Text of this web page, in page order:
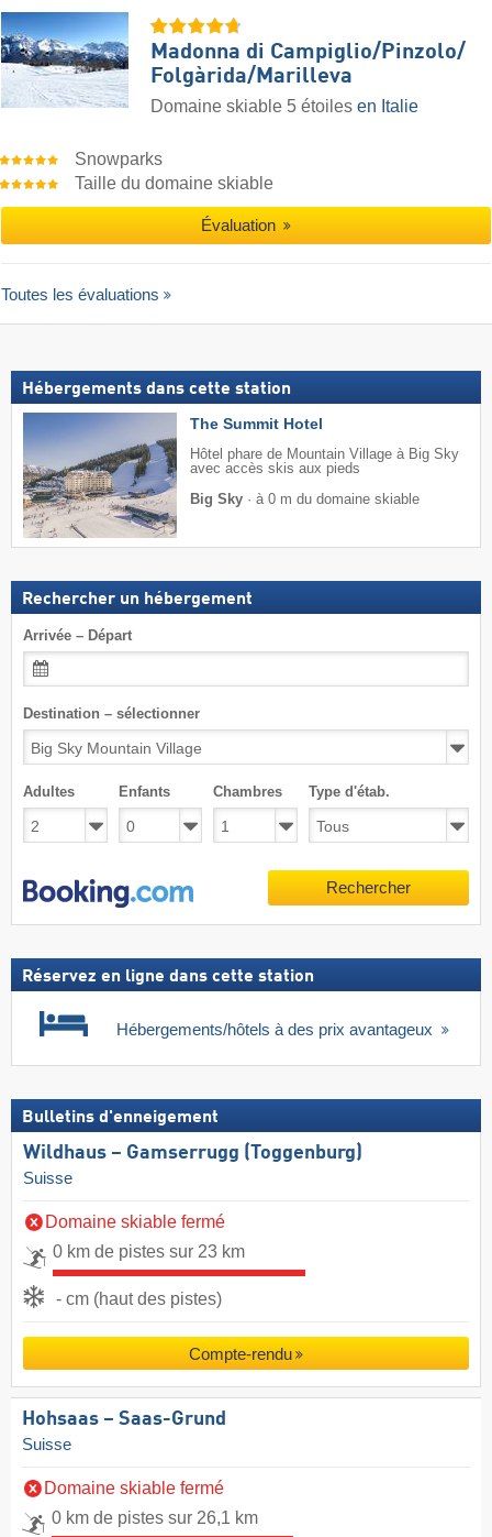
Madonna di Campiglio/​Pinzolo/​
Folgàrida/​Marilleva
Domaine skiable 5 étoiles en Italie
Snowparks
Taille du domaine skiable
Évaluation
Toutes les évaluations
Hébergements dans cette station
The Summit Hotel
Hôtel phare de Mountain Village à Big Sky
avec accès skis aux pieds
Big Sky · à 0 m du domaine skiable
Rechercher un hébergement
Arrivée – Départ
Destination – sélectionner
Adultes Enfants Chambres Type d'étab.
Rechercher
Réservez en ligne dans cette station
Hébergements/hôtels à des prix avantageux
Bulletins d'enneigement
Wildhaus – Gamserrugg (Toggenburg)
Suisse
Domaine skiable fermé
0 km de pistes sur 23 km
- cm (haut des pistes)
Compte-rendu
Hohsaas – Saas-Grund
Suisse
Domaine skiable fermé
0 km de pistes sur 26,1 km